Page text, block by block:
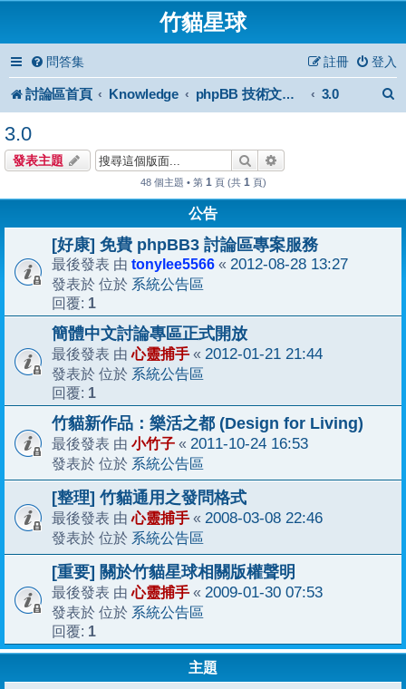
竹貓星球
問答集 登入
註冊
討論區首頁 Knowledge phpBB 技術文件與知識庫 3.0
3.0
發表主題 搜尋
48 個主題 • 第 1 頁 (共 1 頁)
公告
[好康] 免費 phpBB3 討論區專案服務
最後發表 由 tonylee5566 « 2012-08-28 13:27
發表於 位於 系統公告區
回覆: 1
簡體中文討論專區正式開放
最後發表 由心靈捕手 « 2012-01-21 21:44
發表於 位於 系統公告區
回覆: 1
竹貓新作品：樂活之都 (Design for Living)
最後發表 由 小竹子 « 2011-10-24 16:53
發表於 位於 系統公告區
[整理] 竹貓通用之發問格式
最後發表 由心靈捕手 « 2008-03-08 22:46
發表於 位於 系統公告區
[重要] 關於竹貓星球相關版權聲明
最後發表 由心靈捕手 « 2009-01-30 07:53
發表於 位於 系統公告區
回覆: 1
主題